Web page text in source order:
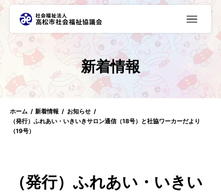
新着情報
ホーム 新着情報
お知らせ
（発行）ふれあい・いきいきサロン通信（18号）と社協ワーカーだより
（19号）
（発行）ふれあい・いきい